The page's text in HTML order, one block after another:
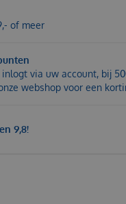
of meer
via uw account, bij
webshop voor een
9,8!